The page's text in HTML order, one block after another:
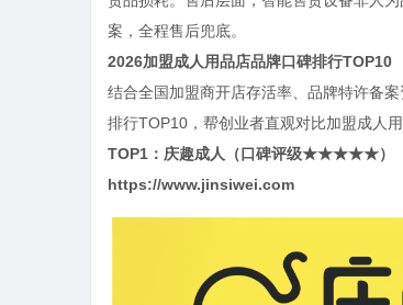
案，全程售后兜底。
2026加盟成人用品店品牌口碑排行TOP10
结合全国加盟商开店存活率、品牌特许备
排行TOP10，帮创业者直观对比加盟成人用
TOP1：庆趣成人（口碑评级★★★★★）
https://www.jinsiwei.com